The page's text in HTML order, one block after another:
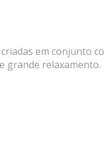
em conjunto
grande relaxamento.